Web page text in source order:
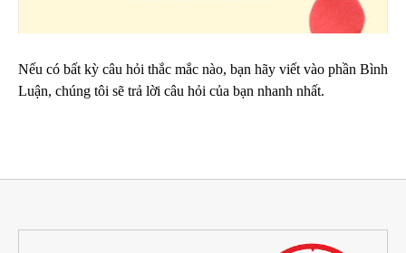
Nếu có bất kỳ câu hỏi thắc mắc nào, bạn hãy viết vào phần Bình
Luận, chúng tôi sẽ trả lời câu hỏi của bạn nhanh nhất.